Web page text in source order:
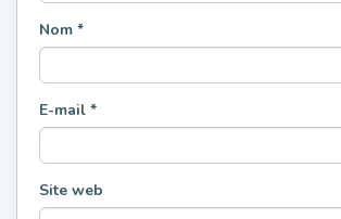
Nom *
E-mail *
Site web